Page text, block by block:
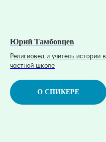
Юрий Тамбовцев
Религиовед и учитель истории в
частной школе
О СПИКЕРЕ